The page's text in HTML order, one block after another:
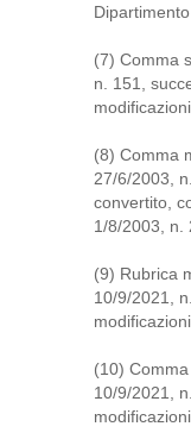
(7) Comma
n. 151,
(8) Comma
27/6/2003,
convertito,
1/8/2003, n.
(9) Rubrica
10/9/2021,
(10) Comma
10/9/2021,